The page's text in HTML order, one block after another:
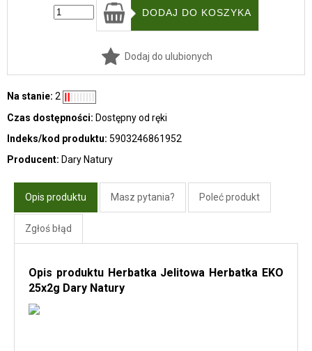
Dodaj do ulubionych
Na stanie: 2
Czas dostępności: Dostępny od ręki
Indeks/kod produktu: 5903246861952
Producent: Dary Natury
Opis produktu Masz pytania? Poleć produkt
Zgłoś błąd
Opis produktu Herbatka Jelitowa Herbatka EKO
25x2g Dary Natury